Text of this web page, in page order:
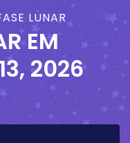
LUNAR
EM
2026